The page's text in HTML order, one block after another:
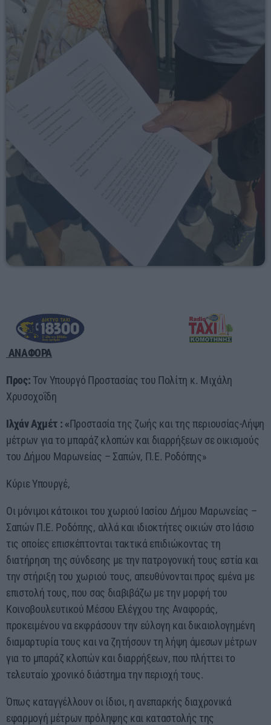
ΑΝΑΦΟΡΑ
Προς:Τον Υπουργό Προστασίας του Πολίτη κ. Μιχάλη
Χρυσοχοΐδη
Ιλχάν Αχμέτ : «Προστασία της ζωής και της περιουσίας-Λήψη
μέτρων για το μπαράζ κλοπών και διαρρήξεων σε οικισμούς
του Δήμου Μαρωνείας – Σαπών, Π.Ε. Ροδόπης»
Κύριε Υπουργέ,
Οι μόνιμοι κάτοικοι του χωριού Ιασίου Δήμου Μαρωνείας –
Σαπών Π.Ε. Ροδόπης, αλλά και ιδιοκτήτες οικιών στο Ιάσιο
τις οποίες επισκέπτονται τακτικά επιδιώκοντας τη
διατήρηση της σύνδεσης με την πατρογονική τους εστία και
την στήριξη του χωριού τους, απευθύνονται προς εμένα με
επιστολή τους, που σας διαβιβάζω με την μορφή του
Κοινοβουλευτικού Μέσου Ελέγχου της Αναφοράς,
προκειμένου να εκφράσουν την εύλογη και δικαιολογημένη
διαμαρτυρία τους και να ζητήσουν τη λήψη άμεσων μέτρων
για το μπαράζ κλοπών και διαρρήξεων, που πλήττει το
τελευταίο χρονικό διάστημα την περιοχή τους.
Όπως καταγγέλλουν οι ίδιοι, η ανεπαρκής διαχρονικά
εφαρμογή μέτρων πρόληψης και καταστολής της